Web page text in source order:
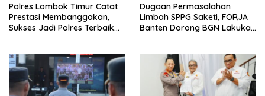
Polres Lombok Timur Catat
Prestasi Membanggakan,
Sukses Jadi Polres Terbaik
Dugaan Permasalahan
Limbah SPPG Saketi, FORJA
Banten Dorong BGN Lakukan